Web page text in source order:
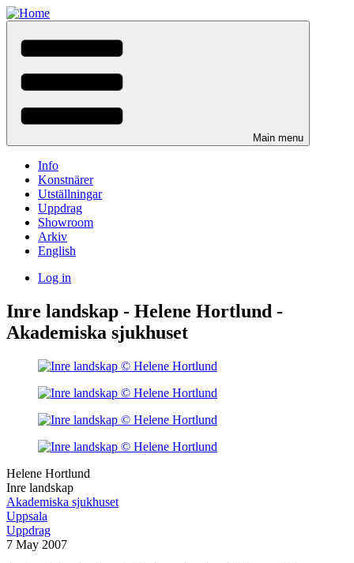
Skip
to
main
content
Main menu
Info
Konstnärer
Utställningar
Uppdrag
Showroom
Arkiv
English
menu
Log in
Inre landskap - Helene Hortlund -
Akademiska sjukhuset
Helene Hortlund
Inre landskap
Akademiska sjukhuset
Uppsala
Uppdrag
7 May 2007